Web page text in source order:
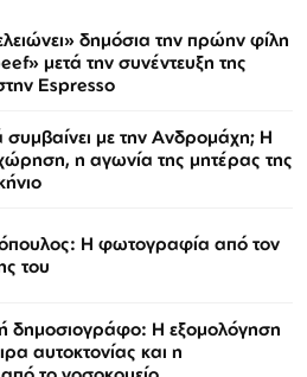
δημόσια την πρώην φίλη
μετά την συνέντευξη της
Espresso
συμβαίνει με την Ανδρομάχη; Η
η αγωνία της μητέρας της
Η φωτογραφία από τον
του
δημοσιογράφο: Η εξομολόγηση
αυτοκτονίας και η